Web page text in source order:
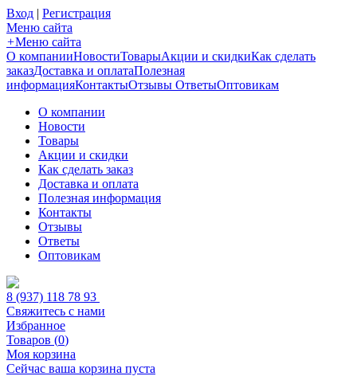
Вход | Регистрация
Меню сайта
+Меню сайта
О компанииНовостиТоварыАкции и скидкиКак сделать
заказДоставка и оплатаПолезная
информацияКонтактыОтзывы ОтветыОптовикам
О компании
Новости
Товары
Акции и скидки
Как сделать заказ
Доставка и оплата
Полезная информация
Контакты
Отзывы
Ответы
Оптовикам
8 (937) 118 78 93
Свяжитесь с нами
Избранное
Товаров (0)
Моя корзина
Сейчас ваша корзина пуста